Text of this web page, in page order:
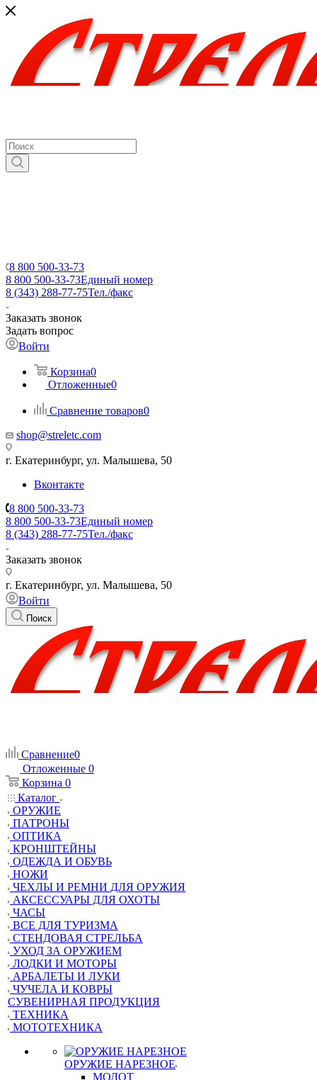
8 800 500-33-73
8 800 500-33-73Единый номер
8 (343) 288-77-75Тел./факс
Заказать звонок
Задать вопрос
Войти
Корзина0
Отложенные0
Сравнение товаров0
shop@streletc.com
г. Екатеринбург, ул. Малышева, 50
Вконтакте
8 800 500-33-73
8 800 500-33-73Единый номер
8 (343) 288-77-75Тел./факс
Заказать звонок
г. Екатеринбург, ул. Малышева, 50
Войти
Поиск
Сравнение0
Отложенные 0
Корзина 0
Каталог
ОРУЖИЕ
ПАТРОНЫ
ОПТИКА
КРОНШТЕЙНЫ
ОДЕЖДА И ОБУВЬ
НОЖИ
ЧЕХЛЫ И РЕМНИ ДЛЯ ОРУЖИЯ
АКСЕССУАРЫ ДЛЯ ОХОТЫ
ЧАСЫ
ВСЕ ДЛЯ ТУРИЗМА
СТЕНДОВАЯ СТРЕЛЬБА
УХОД ЗА ОРУЖИЕМ
ЛОДКИ И МОТОРЫ
АРБАЛЕТЫ И ЛУКИ
ЧУЧЕЛА И КОВРЫ
СУВЕНИРНАЯ ПРОДУКЦИЯ
ТЕХНИКА
МОТОТЕХНИКА
ОРУЖИЕ НАРЕЗНОЕ
МОЛОТ